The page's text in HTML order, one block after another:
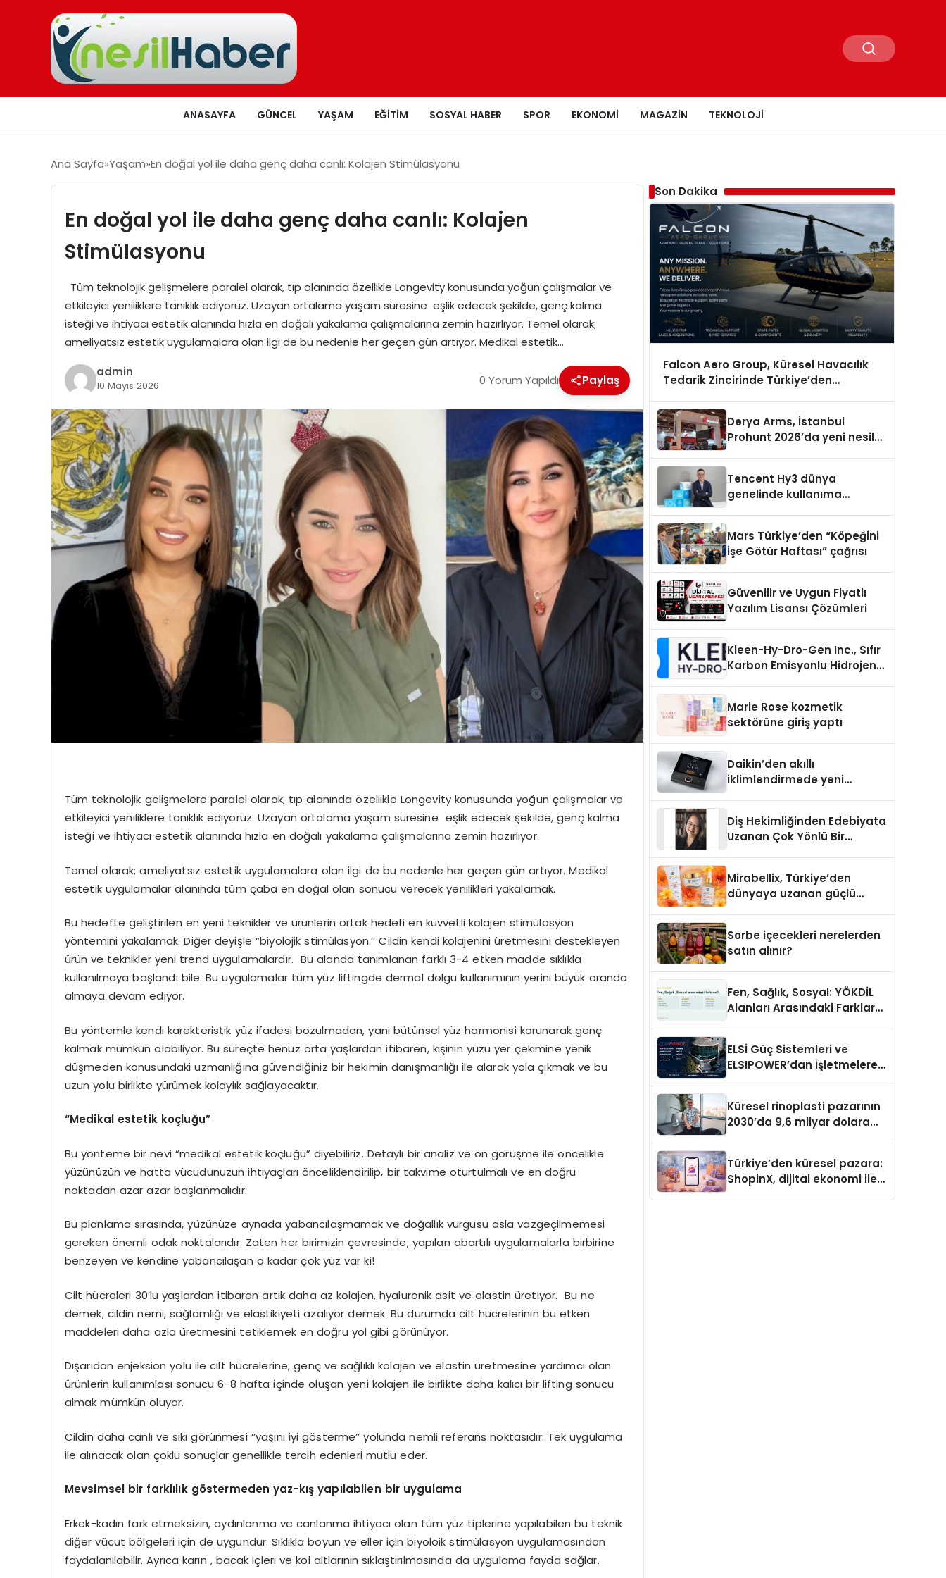
ANASAYFA GÜNCEL YAŞAM EĞITIM SOSYAL HABER SPOR EKONOMI MAGAZIN TEKNOLOJI
Ana Sayfa Yaşam En doğal yol ile daha genç daha canlı: Kolajen Stimülasyonu
En doğal yol ile daha genç daha canlı: Kolajen
Stimülasyonu
Tüm teknolojik gelişmelere paralel olarak, tıp alanında özellikle Longevity konusunda yoğun çalışmalar ve
etkileyici yeniliklere tanıklık ediyoruz. Uzayan ortalama yaşam süresine eşlik edecek şekilde, genç kalma
isteği ve ihtiyacı estetik alanında hızla en doğalı yakalama çalışmalarına zemin hazırlıyor. Temel olarak;
ameliyatsız estetik uygulamalara olan ilgi de bu nedenle her geçen gün artıyor. Medikal estetik…
admin
10 Mayıs 2026 0 Yorum Yapıldı Paylaş
Tüm teknolojik gelişmelere paralel olarak, tıp alanında özellikle Longevity konusunda yoğun çalışmalar ve
etkileyici yeniliklere tanıklık ediyoruz. Uzayan ortalama yaşam süresine eşlik edecek şekilde, genç kalma
isteği ve ihtiyacı estetik alanında hızla en doğalı yakalama çalışmalarına zemin hazırlıyor.
Temel olarak; ameliyatsız estetik uygulamalara olan ilgi de bu nedenle her geçen gün artıyor. Medikal
estetik uygulamalar alanında tüm çaba en doğal olan sonucu verecek yenilikleri yakalamak.
Bu hedefte geliştirilen en yeni teknikler ve ürünlerin ortak hedefi en kuvvetli kolajen stimülasyon
yöntemini yakalamak. Diğer deyişle “biyolojik stimülasyon.’’ Cildin kendi kolajenini üretmesini destekleyen
ürün ve teknikler yeni trend uygulamalardır. Bu alanda tanımlanan farklı 3-4 etken madde sıklıkla
kullanılmaya başlandı bile. Bu uygulamalar tüm yüz liftingde dermal dolgu kullanımının yerini büyük oranda
almaya devam ediyor.
Bu yöntemle kendi karekteristik yüz ifadesi bozulmadan, yani bütünsel yüz harmonisi korunarak genç
kalmak mümkün olabiliyor. Bu süreçte henüz orta yaşlardan itibaren, kişinin yüzü yer çekimine yenik
düşmeden konusundaki uzmanlığına güvendiğiniz bir hekimin danışmanlığı ile alarak yola çıkmak ve bu
uzun yolu birlikte yürümek kolaylık sağlayacaktır.
“Medikal estetik koçluğu”
Bu yönteme bir nevi “medikal estetik koçluğu” diyebiliriz. Detaylı bir analiz ve ön görüşme ile öncelikle
yüzünüzün ve hatta vücudunuzun ihtiyaçları önceliklendirilip, bir takvime oturtulmalı ve en doğru
noktadan azar azar başlanmalıdır.
Bu planlama sırasında, yüzünüze aynada yabancılaşmamak ve doğallık vurgusu asla vazgeçilmemesi
gereken önemli odak noktalarıdır. Zaten her birimizin çevresinde, yapılan abartılı uygulamalarla birbirine
benzeyen ve kendine yabancılaşan o kadar çok yüz var ki!
Cilt hücreleri 30’lu yaşlardan itibaren artık daha az kolajen, hyaluronik asit ve elastin üretiyor. Bu ne
demek; cildin nemi, sağlamlığı ve elastikiyeti azalıyor demek. Bu durumda cilt hücrelerinin bu etken
maddeleri daha azla üretmesini tetiklemek en doğru yol gibi görünüyor.
Dışarıdan enjeksion yolu ile cilt hücrelerine; genç ve sağlıklı kolajen ve elastin üretmesine yardımcı olan
ürünlerin kullanımlası sonucu 6-8 hafta içinde oluşan yeni kolajen ile birlikte daha kalıcı bir lifting sonucu
almak mümkün oluyor.
Cildin daha canlı ve sıkı görünmesi ‘’yaşını iyi gösterme’’ yolunda nemli referans noktasıdır. Tek uygulama
ile alınacak olan çoklu sonuçlar genellikle tercih edenleri mutlu eder.
Mevsimsel bir farklılık göstermeden yaz-kış yapılabilen bir uygulama
Erkek-kadın fark etmeksizin, aydınlanma ve canlanma ihtiyacı olan tüm yüz tiplerine yapılabilen bu teknik
diğer vücut bölgeleri için de uygundur. Sıklıkla boyun ve eller için biyoloik stimülasyon uygulamasından
faydalanılabilir. Ayrıca karın , bacak içleri ve kol altlarının sıklaştırılmasında da uygulama fayda sağlar.
Son Dakika
Falcon Aero Group, Küresel Havacılık
Tedarik Zincirinde Türkiye’den
Derya Arms, İstanbul
Prohunt 2026’da yeni nesil
Tencent Hy3 dünya
genelinde kullanıma
Mars Türkiye’den “Köpeğini
İşe Götür Haftası” çağrısı
Güvenilir ve Uygun Fiyatlı
Yazılım Lisansı Çözümleri
Kleen-Hy-Dro-Gen Inc., Sıfır
Karbon Emisyonlu Hidrojen
Aldı
Marie Rose kozmetik
sektörüne giriş yaptı
Daikin’den akıllı
iklimlendirmede yeni
Diş Hekimliğinden Edebiyata
Uzanan Çok Yönlü Bir
Mirabellix, Türkiye’den
dünyaya uzanan güçlü
Sorbe içecekleri nerelerden
satın alınır?
Fen, Sağlık, Sosyal: YÖKDİL
Alanları Arasındaki Farklar
ELSİ Güç Sistemleri ve
ELSIPOWER’dan İşletmelere
Küresel rinoplasti pazarının
2030’da 9,6 milyar dolara
Türkiye’den küresel pazara:
ShopinX, dijital ekonomi ile